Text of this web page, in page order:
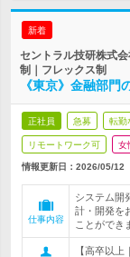
新着
セントラル技研株式
制｜フレックス制
《東京》金融部門
正社員 急募 転勤
リモートワーク可 女
情報更新日：2026/05/12
仕事内容
システム開
計・開発を
ことがで
【高卒以